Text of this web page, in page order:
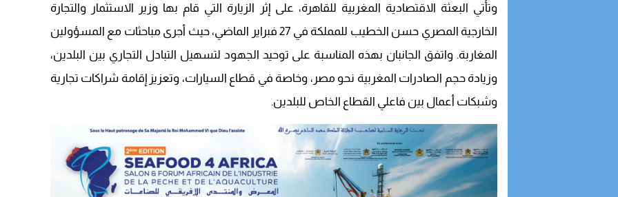
وتأتي البعثة الاقتصادية المغربية للقاهرة، على إثر الزيارة التي قام بها وزير الاستثمار والتجارة
الخارجية المصري حسن الخطيب للمملكة في 27 فبراير الماضي، حيث أجرى مباحثات مع المسؤولين
المغاربة. واتفق الجانبان بهذه المناسبة على توحيد الجهود لتسهيل التبادل التجاري بين البلدين،
وزيادة حجم الصادرات المغربية نحو مصر، وخاصة في قطاع السيارات، وتعزيز إقامة شراكات تجارية
وشبكات أعمال بين فاعلي القطاع الخاص للبلدين.